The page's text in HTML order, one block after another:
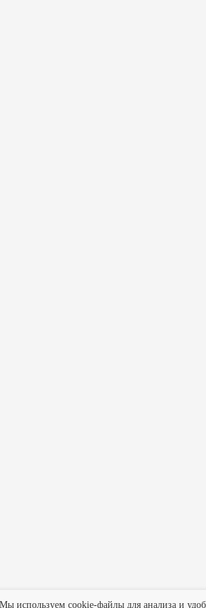
Мы используем cookie-файлы для анализа и